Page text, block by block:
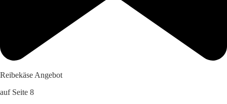
Reibekäse Angebot
auf Seite 8